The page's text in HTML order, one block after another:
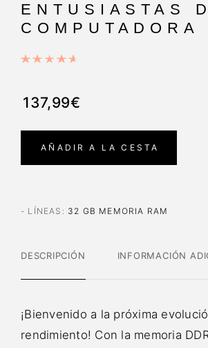
ENTUSIASTAS
COMPUTADORA
137,99€
AÑADIR A LA CESTA
- LÍNEAS : 32 GB MEMORIA RAM
DESCRIPCIÓN INFORMACIÓN
¡Bienvenido a la próxima
rendimiento! Con la memoria